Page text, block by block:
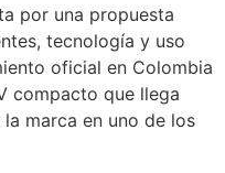
por una propuesta
tecnología y uso
oficial en Colombia
compacto que llega
marca en uno de los